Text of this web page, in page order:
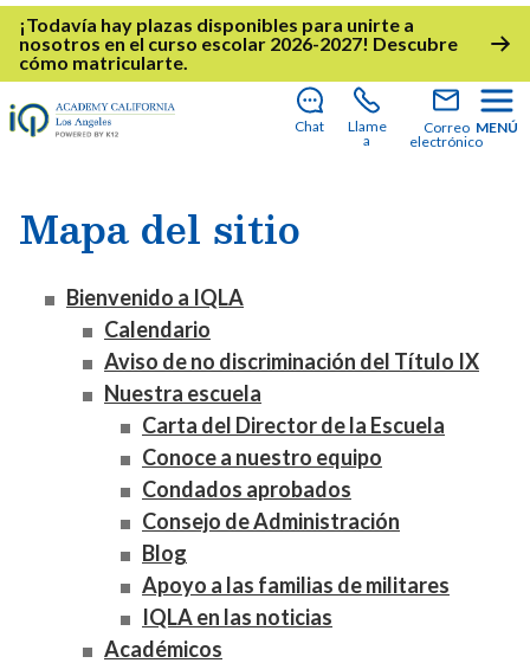
¡Todavía hay plazas disponibles para unirte a
nosotros en el curso escolar 2026-2027! Descubre
cómo matricularte.
Chat
Llame
a
Correo
electrónico
MENÚ
Mapa del sitio
Bienvenido a IQLA
Calendario
Aviso de no discriminación del Título IX
Nuestra escuela
Carta del Director de la Escuela
Conoce a nuestro equipo
Condados aprobados
Consejo de Administración
Blog
Apoyo a las familias de militares
IQLA en las noticias
Académicos